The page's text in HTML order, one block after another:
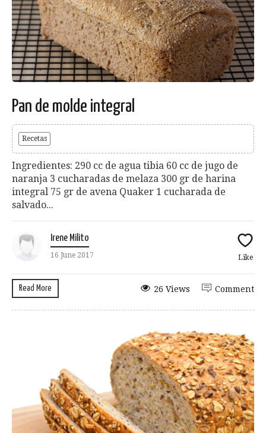
Pan de molde integral
Recetas
Ingredientes: 290 cc de agua tibia 60 cc de jugo de
naranja 3 cucharadas de melaza 300 gr de harina
integral 75 gr de avena Quaker 1 cucharada de
salvado...
Irene Milito
16 June 2017 Like
Read More Comment
26 Views